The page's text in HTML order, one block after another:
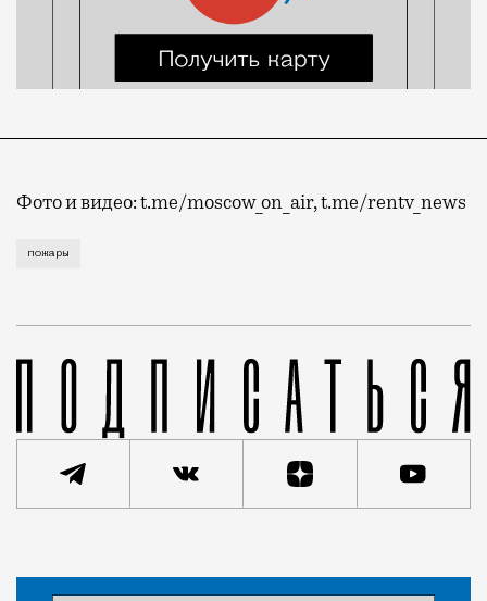
Фото и видео: t.me/moscow_on_air, t.me/rentv_news
Есть погибший и пострадавшие. Похоже, не зря
пожары